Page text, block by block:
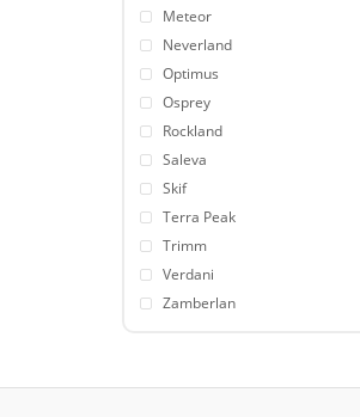
Meteor
Neverland
Optimus
Osprey
Rockland
Saleva
Skif
Terra Peak
Trimm
Verdani
Zamberlan